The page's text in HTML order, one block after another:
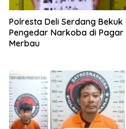
Polresta Deli Serdang Bekuk
Pengedar Narkoba di Pagar
Merbau